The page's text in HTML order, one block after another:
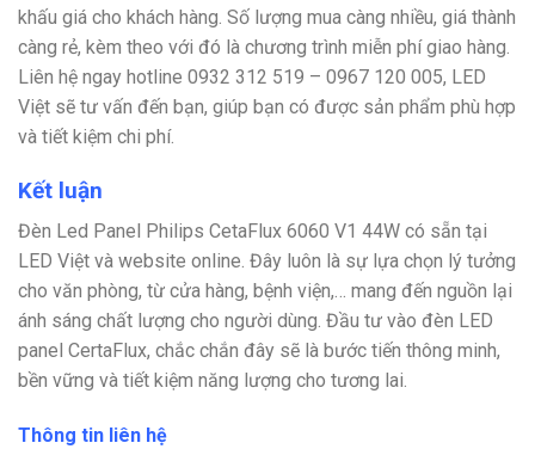
khấu giá cho khách hàng. Số lượng mua càng nhiều, giá thành
càng rẻ, kèm theo với đó là chương trình miễn phí giao hàng.
Liên hệ ngay hotline 0932 312 519 – 0967 120 005, LED
Việt sẽ tư vấn đến bạn, giúp bạn có được sản phẩm phù hợp
và tiết kiệm chi phí.
Kết luận
Đèn Led Panel Philips CetaFlux 6060 V1 44W có sẵn tại
LED Việt và website online. Đây luôn là sự lựa chọn lý tưởng
cho văn phòng, từ cửa hàng, bệnh viện,… mang đến nguồn lại
ánh sáng chất lượng cho người dùng. Đầu tư vào đèn LED
panel CertaFlux, chắc chắn đây sẽ là bước tiến thông minh,
bền vững và tiết kiệm năng lượng cho tương lai.
Thông tin liên hệ